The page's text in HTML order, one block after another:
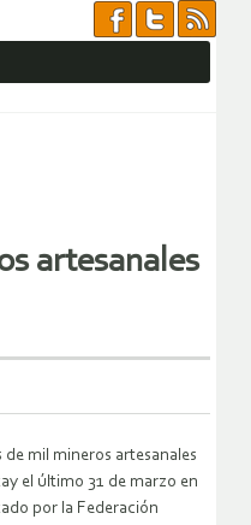
artesanales
mil mineros artesanales
el último 31 de marzo en
por la Federación